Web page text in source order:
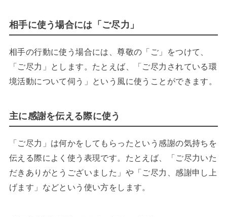
相手に使う場合には「ご尽力」
相手の行動に使う場合には、尊敬の「ご」をつけて、
「ご尽力」とします。たとえば、「ご尽力されている環
境活動について伺う」という風に使うことができます。
主に感謝を伝える際に使う
「ご尽力」は何かをしてもらったという感謝の気持ちを
伝える際によく使う表現です。たとえば、「ご尽力いた
だきありがとうございました」や「ご尽力、感謝申し上
げます」などという使い方をします。